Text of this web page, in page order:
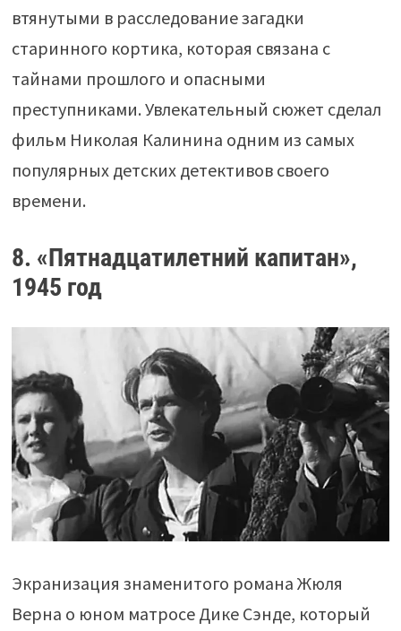
втянутыми в расследование загадки
старинного кортика, которая связана с
тайнами прошлого и опасными
преступниками. Увлекательный сюжет сделал
фильм Николая Калинина одним из самых
популярных детских детективов своего
времени.
8. «Пятнадцатилетний капитан»,
1945 год
Экранизация знаменитого романа Жюля
Верна о юном матросе Дике Сэнде, который